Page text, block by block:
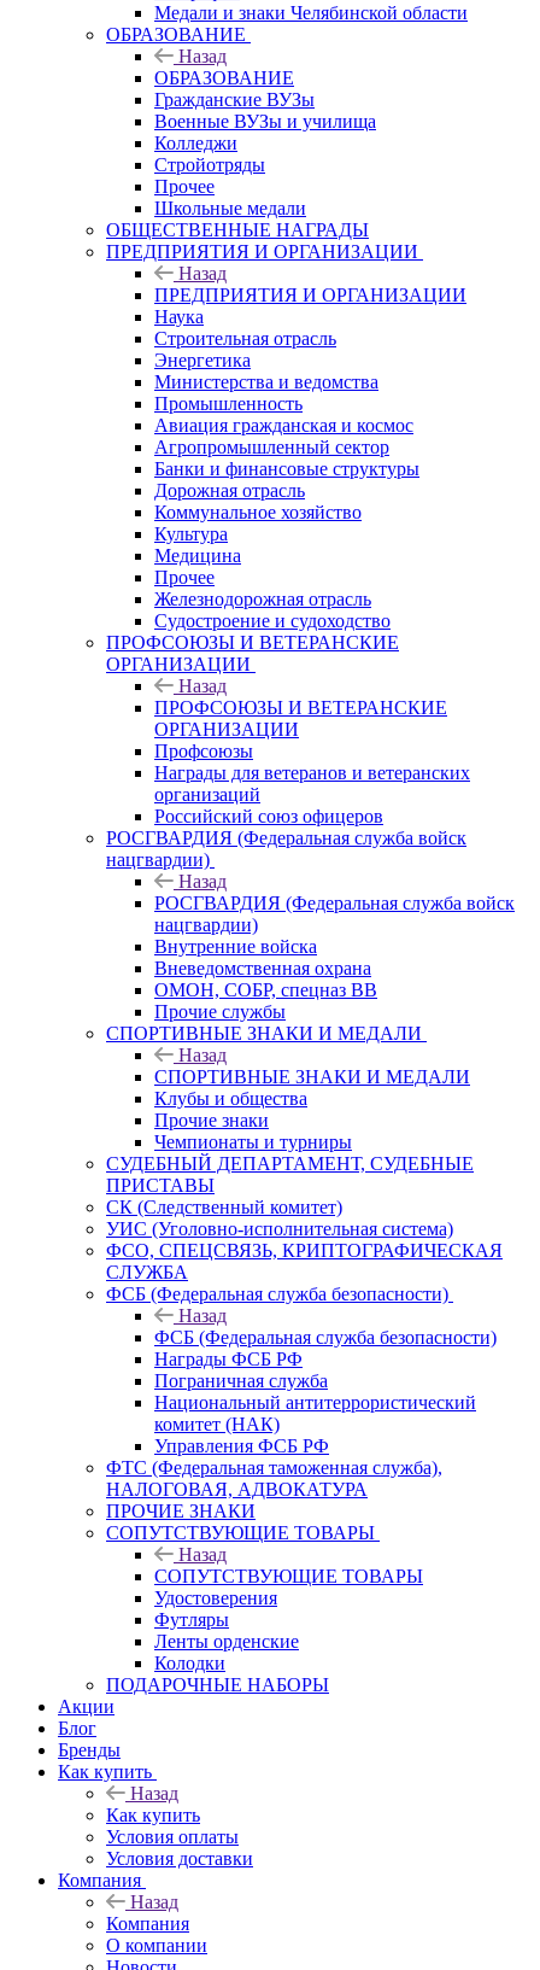
Медали и знаки Челябинской области
ОБРАЗОВАНИЕ
Назад
ОБРАЗОВАНИЕ
Гражданские ВУЗы
Военные ВУЗы и училища
Колледжи
Стройотряды
Прочее
Школьные медали
ОБЩЕСТВЕННЫЕ НАГРАДЫ
ПРЕДПРИЯТИЯ И ОРГАНИЗАЦИИ
Назад
ПРЕДПРИЯТИЯ И ОРГАНИЗАЦИИ
Наука
Строительная отрасль
Энергетика
Министерства и ведомства
Промышленность
Авиация гражданская и космос
Агропромышленный сектор
Банки и финансовые структуры
Дорожная отрасль
Коммунальное хозяйство
Культура
Медицина
Прочее
Железнодорожная отрасль
Судостроение и судоходство
ПРОФСОЮЗЫ И ВЕТЕРАНСКИЕ
ОРГАНИЗАЦИИ
Назад
ПРОФСОЮЗЫ И ВЕТЕРАНСКИЕ
ОРГАНИЗАЦИИ
Профсоюзы
Награды для ветеранов и ветеранских
организаций
Российский союз офицеров
РОСГВАРДИЯ (Федеральная служба войск
нацгвардии)
Назад
РОСГВАРДИЯ (Федеральная служба войск
нацгвардии)
Внутренние войска
Вневедомственная охрана
ОМОН, СОБР, спецназ ВВ
Прочие службы
СПОРТИВНЫЕ ЗНАКИ И МЕДАЛИ
Назад
СПОРТИВНЫЕ ЗНАКИ И МЕДАЛИ
Клубы и общества
Прочие знаки
Чемпионаты и турниры
СУДЕБНЫЙ ДЕПАРТАМЕНТ, СУДЕБНЫЕ
ПРИСТАВЫ
СК (Следственный комитет)
УИС (Уголовно-исполнительная система)
ФСО, СПЕЦСВЯЗЬ, КРИПТОГРАФИЧЕСКАЯ
СЛУЖБА
ФСБ (Федеральная служба безопасности)
Назад
ФСБ (Федеральная служба безопасности)
Награды ФСБ РФ
Пограничная служба
Национальный антитеррористический
комитет (НАК)
Управления ФСБ РФ
ФТС (Федеральная таможенная служба),
НАЛОГОВАЯ, АДВОКАТУРА
ПРОЧИЕ ЗНАКИ
СОПУТСТВУЮЩИЕ ТОВАРЫ
Назад
СОПУТСТВУЮЩИЕ ТОВАРЫ
Удостоверения
Футляры
Ленты орденские
Колодки
ПОДАРОЧНЫЕ НАБОРЫ
Акции
Блог
Бренды
Как купить
Назад
Как купить
Условия оплаты
Условия доставки
Компания
Назад
Компания
О компании